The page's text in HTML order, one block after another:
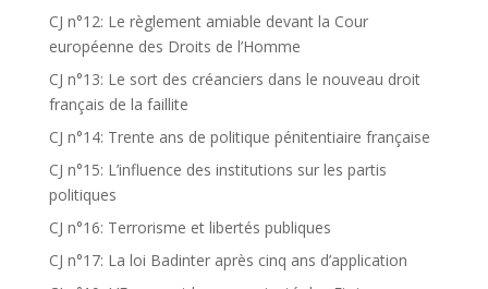
CJ n°12: Le règlement amiable devant la Cour
européenne des Droits de l’Homme
CJ n°13: Le sort des créanciers dans le nouveau droit
français de la faillite
CJ n°14: Trente ans de politique pénitentiaire française
CJ n°15: L’influence des institutions sur les partis
politiques
CJ n°16: Terrorisme et libertés publiques
CJ n°17: La loi Badinter après cinq ans d’application